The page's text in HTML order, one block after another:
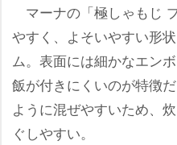
マーナの「極しゃもじ
すく、よそいやすい形状
ム。表面には細かなエン
飯が付きにくいのが特徴
ように混ぜやすいため、
ぐしやすい。